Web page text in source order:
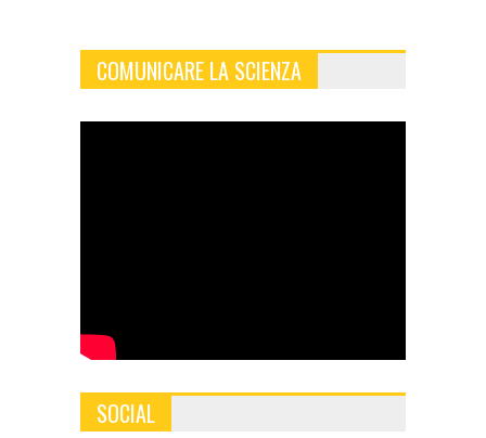
COMUNICARE LA SCIENZA
SOCIAL